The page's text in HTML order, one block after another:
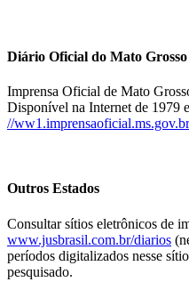
Diário Oficial do Mato
Imprensa Oficial de Mato
Disponível na Internet de 1979
//
Outros Estados
Consultar sítios eletrônicos de
www.jusbrasil.com.br/diarios
períodos digitalizados nesse
pesquisado.